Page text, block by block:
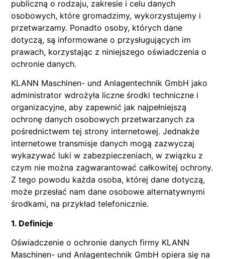
publiczną o rodzaju, zakresie i celu danych
osobowych, które gromadzimy, wykorzystujemy i
przetwarzamy. Ponadto osoby, których dane
dotyczą, są informowane o przysługujących im
prawach, korzystając z niniejszego oświadczenia o
ochronie danych.
KLANN Maschinen- und Anlagentechnik GmbH jako
administrator wdrożyła liczne środki techniczne i
organizacyjne, aby zapewnić jak najpełniejszą
ochronę danych osobowych przetwarzanych za
pośrednictwem tej strony internetowej. Jednakże
internetowe transmisje danych mogą zazwyczaj
wykazywać luki w zabezpieczeniach, w związku z
czym nie można zagwarantować całkowitej ochrony.
Z tego powodu każda osoba, której dane dotyczą,
może przesłać nam dane osobowe alternatywnymi
środkami, na przykład telefonicznie.
1. Definicje
Oświadczenie o ochronie danych firmy KLANN
Maschinen- und Anlagentechnik GmbH opiera się na